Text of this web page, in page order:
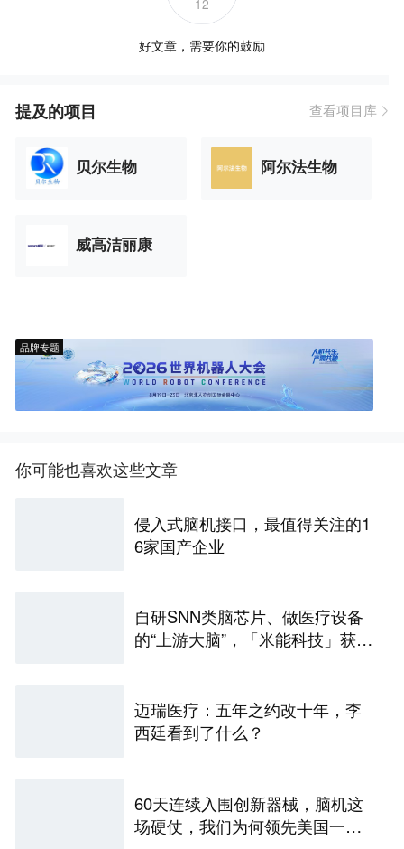
12
好文章，需要你的鼓励
提及的项目 查看项目库
贝尔生物 阿尔法生物
威高洁丽康
品牌专题
你可能也喜欢这些文章
侵入式脑机接口，最值得关注的1
6家国产企业
自研SNN类脑芯片、做医疗设备
的“上游大脑”，「米能科技」获数
迈瑞医疗：五年之约改十年，李
西廷看到了什么？
60天连续入围创新器械，脑机这
场硬仗，我们为何领先美国一个